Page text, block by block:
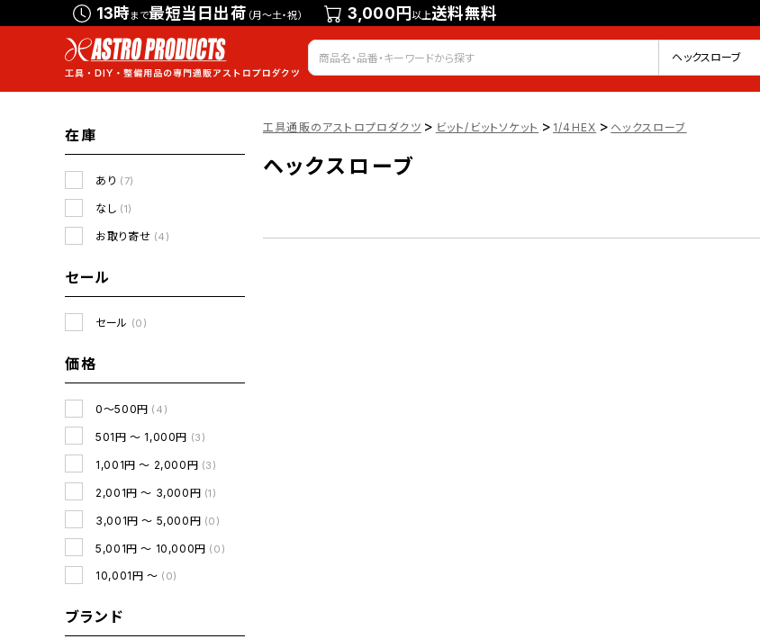
13時まで最短当日出荷 （月～土・祝） 3,000円以上送料無料
会員登録 ログイン お気に入り
ヘックスローブ
在庫
あり (7)
なし (1)
お取り寄せ (4)
セール
セール (0)
価格
0～500円 (4)
501円 ～ 1,000円 (3)
1,001円 ～ 2,000円 (3)
2,001円 ～ 3,000円 (1)
3,001円 ～ 5,000円 (0)
5,001円 ～ 10,000円 (0)
10,001円 ～ (0)
ブランド
工具通販のアストロプロダクツ > ビット/ビットソケット > 1/4HEX > ヘックスローブ
ヘックスローブ